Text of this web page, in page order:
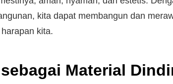
kita dapat membangun dan
kita.
Material